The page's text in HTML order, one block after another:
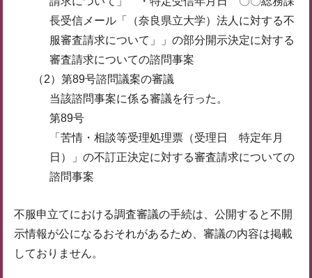
長受信メール「（奈良県立大学）法人に対する不
服審査請求について」」の部分開示決定に対する
審査請求についての諮問事案
（2）第89号諮問議案の審議
当該諮問事案に係る審議を行った。
第89号
「苦情・相談等受理処理票（受理日 特定年月
日）」の不訂正決定に対する審査請求についての
諮問事案
不服申立てにおける調査審議の手続は、公開すると不開
示情報が公になるおそれがあるため、審議の内容は掲載
しておりません。